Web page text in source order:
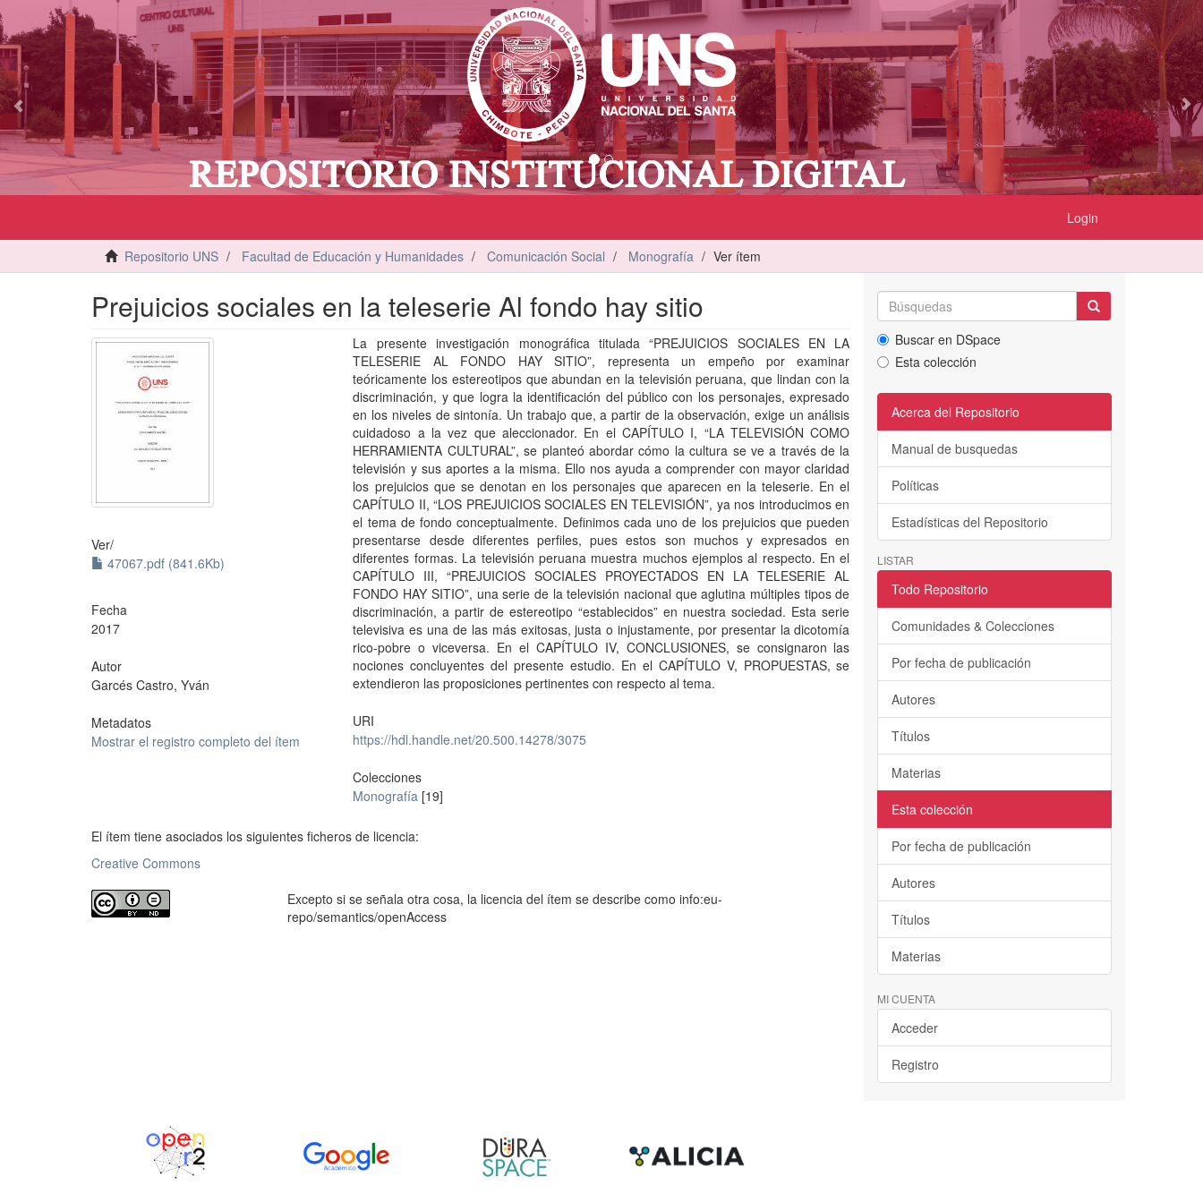
Login
Repositorio UNS Facultad de Educación y Humanidades Comunicación Social Monografía Ver ítem
Prejuicios sociales en la teleserie Al fondo hay sitio
Ver/
47067.pdf (841.6Kb)
Fecha
2017
Autor
Garcés Castro, Yván
Metadatos
Mostrar el registro completo del ítem
La presente investigación monográfica titulada “PREJUICIOS SOCIALES EN LA
TELESERIE AL FONDO HAY SITIO”, representa un empeño por examinar
teóricamente los estereotipos que abundan en la televisión peruana, que lindan con la
discriminación, y que logra la identificación del público con los personajes, expresado
en los niveles de sintonía. Un trabajo que, a partir de la observación, exige un análisis
cuidadoso a la vez que aleccionador. En el CAPÍTULO I, “LA TELEVISIÓN COMO
HERRAMIENTA CULTURAL”, se planteó abordar cómo la cultura se ve a través de la
televisión y sus aportes a la misma. Ello nos ayuda a comprender con mayor claridad
los prejuicios que se denotan en los personajes que aparecen en la teleserie. En el
CAPÍTULO II, “LOS PREJUICIOS SOCIALES EN TELEVISIÓN”, ya nos introducimos en
el tema de fondo conceptualmente. Definimos cada uno de los prejuicios que pueden
presentarse desde diferentes perfiles, pues estos son muchos y expresados en
diferentes formas. La televisión peruana muestra muchos ejemplos al respecto. En el
CAPÍTULO III, “PREJUICIOS SOCIALES PROYECTADOS EN LA TELESERIE AL
FONDO HAY SITIO”, una serie de la televisión nacional que aglutina múltiples tipos de
discriminación, a partir de estereotipo “establecidos” en nuestra sociedad. Esta serie
televisiva es una de las más exitosas, justa o injustamente, por presentar la dicotomía
rico-pobre o viceversa. En el CAPÍTULO IV, CONCLUSIONES, se consignaron las
nociones concluyentes del presente estudio. En el CAPÍTULO V, PROPUESTAS, se
extendieron las proposiciones pertinentes con respecto al tema.
URI
https://hdl.handle.net/20.500.14278/3075
Colecciones
Monografía [19]
El ítem tiene asociados los siguientes ficheros de licencia:
Creative Commons
Excepto si se señala otra cosa, la licencia del ítem se describe como info:eu-
repo/semantics/openAccess
Buscar en DSpace
Esta colección
Acerca del Repositorio
Manual de busquedas
Políticas
Estadísticas del Repositorio
LISTAR
Todo Repositorio
Comunidades & Colecciones
Por fecha de publicación
Autores
Títulos
Materias
Esta colección
Por fecha de publicación
Autores
Títulos
Materias
MI CUENTA
Acceder
Registro